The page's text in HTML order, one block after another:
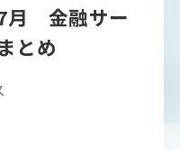
7月 金融サー
とめ